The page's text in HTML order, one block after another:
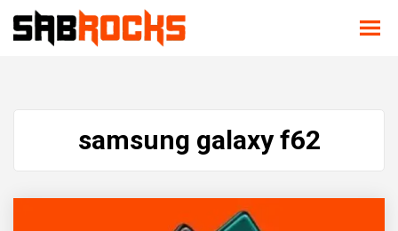
samsung galaxy f62